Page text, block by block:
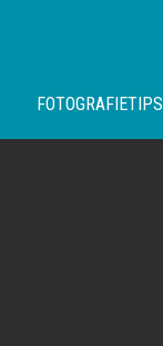
FOTOGRAFIETIPS